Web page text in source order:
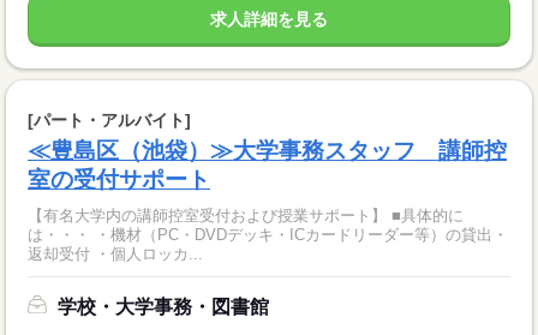
求人詳細を見る
[パート・アルバイト]
≪豊島区（池袋）≫大学事務スタッフ 講師控
室の受付サポート
【有名大学内の講師控室受付および授業サポート】 ■具体的に
は・・・ ・機材（PC・DVDデッキ・ICカードリーダー等）の貸出・
返却受付 ・個人ロッカ...
学校・大学事務・図書館